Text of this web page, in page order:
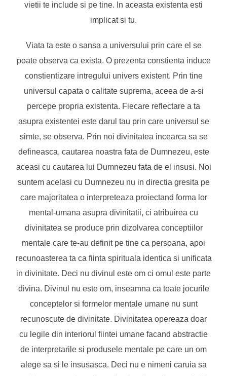
vietii te include si pe tine. In aceasta existenta esti
implicat si tu.
Viata ta este o sansa a universului prin care el se
poate observa ca exista. O prezenta constienta induce
constientizare intregului univers existent. Prin tine
universul capata o calitate suprema, aceea de a-si
percepe propria existenta. Fiecare reflectare a ta
asupra existentei este darul tau prin care universul se
simte, se observa. Prin noi divinitatea incearca sa se
defineasca, cautarea noastra fata de Dumnezeu, este
aceasi cu cautarea lui Dumnezeu fata de el insusi. Noi
suntem acelasi cu Dumnezeu nu in directia gresita pe
care majoritatea o interpreteaza proiectand forma lor
mental-umana asupra divinitatii, ci atribuirea cu
divinitatea se produce prin dizolvarea conceptiilor
mentale care te-au definit pe tine ca persoana, apoi
recunoasterea ta ca fiinta spirituala identica si unificata
in divinitate. Deci nu divinul este om ci omul este parte
divina. Divinul nu este om, inseamna ca toate jocurile
conceptelor si formelor mentale umane nu sunt
recunoscute de divinitate. Divinitatea opereaza doar
cu legile din interiorul fiintei umane facand abstractie
de interpretarile si produsele mentale pe care un om
alege sa si le insusasca. Deci nu e nimeni caruia sa